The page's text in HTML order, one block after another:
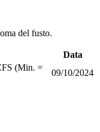
del fusto.
Data
(Min. =
09/10/2024